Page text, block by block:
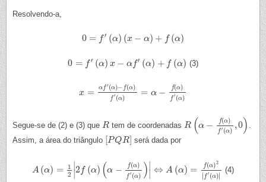
Resolvendo-a,
0 = f′ (α) (x − α) + f (α)
0=f′( α)( x−α) +f(α)
0 = f′ (α) x − αf′ (α) + f (α)
0=f′( α)x −αf′( α) +f α) (3)
x = α f ′ (α)− f(α)
f ′ (α)
= α − f(α)
f ′ (α)
x=αf (α)−f(α)f′(α)= α− f(α)f′ α)
Segue-se de (2) e (3) que R
R tem de coordenadasR (α − f(α)
f ′ (α)
,0)
R( α −f( α) ′(α),0)
.
Assim, a área do triângulo [PQR]
PQR] será dada por
A (α) =
1
2 ∣2 f (α) (α − f(α)
f ′ (α) ) ∣ ⇔ A (α) = f(α)2
∣∣ f ′ (α)∣∣
A( α)=1 2|2 f(α)( α−f(α) f′ (α) )|⇔A(α)=f ( α)2| f′(α )| (4)